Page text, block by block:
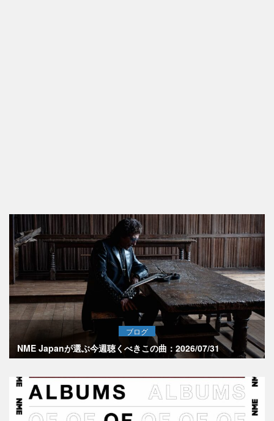
ブログ
NME Japanが選ぶ今週聴くべきこの曲：2026/07/31